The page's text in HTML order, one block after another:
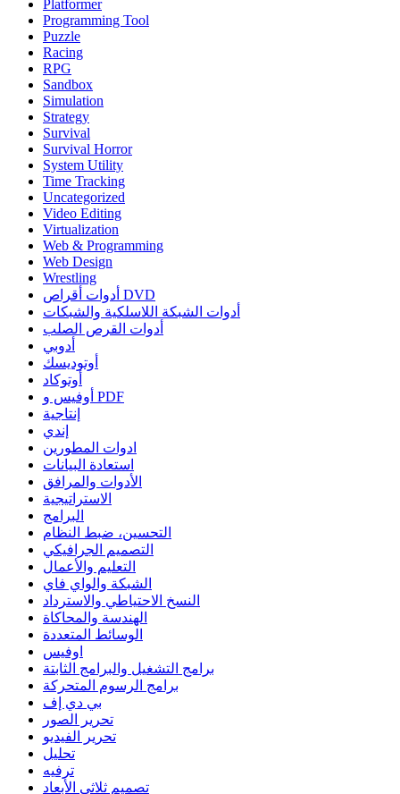
Platformer
Programming Tool
Puzzle
Racing
RPG
Sandbox
Simulation
Strategy
Survival
Survival Horror
System Utility
Time Tracking
Uncategorized
Video Editing
Virtualization
Web & Programming
Web Design
Wrestling
أدوات أقراص DVD
أدوات الشبكة اللاسلكية والشبكات
أدوات القرص الصلب
أدوبي
أوتوديسك
أوتوكاد
أوفيس و PDF
إنتاجية
إندي
ادوات المطورين
استعادة البيانات
الأدوات والمرافق
الاستراتيجية
البرامج
التحسين، ضبط النظام
التصميم الجرافيكي
التعليم والأعمال
الشبكة والواي فاي
النسخ الاحتياطي والاسترداد
الهندسة والمحاكاة
الوسائط المتعددة
اوفيس
برامج التشغيل والبرامج الثابتة
برامج الرسوم المتحركة
بي دي إف
تحرير الصور
تحرير الفيديو
تحليل
ترفيه
تصميم ثلاثي الأبعاد